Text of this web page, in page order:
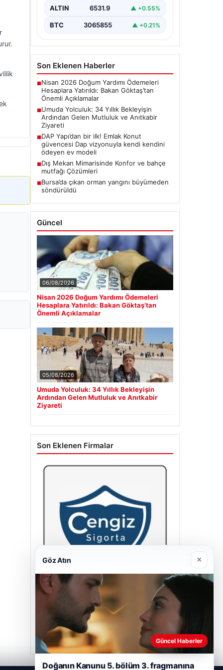
olma hayalini 34 yıl boyunca…
ALTIN 6531.9 ▲ +0.55%
BTC 3065855 ▲ +0.21%
Son Eklenen Haberler
■Nisan 2026 Doğum Yardımı Ödemeleri
Hesaplara Yatırıldı: Bakan Göktaş’tan
Önemli Açıklamalar
■Umuda Yolculuk: 34 Yıllık Bekleyişin
Ardından Gelen Mutluluk ve Anıtkabir
Ziyareti
■DAP Yapı’dan bir ilk! Emlak Konut
güvencesi Dap vizyonuyla kendi kendini
ödeyen ev modeli
■Dış Mekan Mimarisinde Konfor ve bahçe
mutfağı Çözümleri
■Bursa’da çıkan orman yangını büyümeden
söndürüldü
Güncel
06/08/2026
Nisan 2026 Doğum Yardımı Ödemeleri
Hesaplara Yatırıldı: Bakan Göktaş’tan
Önemli Açıklamalar
05/08/2026
Umuda Yolculuk: 34 Yıllık Bekleyişin
Ardından Gelen Mutluluk ve Anıtkabir
Ziyareti
Son Eklenen Firmalar
Cengiz Sigorta
23/06/2026
Göz Atın ×
Güncel Haberler
Doğanın Kanunu 5. bölüm 3. fragmanına